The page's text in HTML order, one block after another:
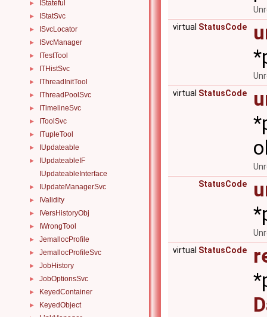
► IStateful
► IStatSvc
► ISvcLocator
► ISvcManager
► ITestTool
► ITHistSvc
► IThreadInitTool
► IThreadPoolSvc
► ITimelineSvc
► IToolSvc
► ITupleTool
► IUpdateable
►
IUpdateableIF
IUpdateableInterface
► IUpdateManagerSvc
► IValidity
► IVersHistoryObj
► IWrongTool
► JemallocProfile
► JemallocProfileSvc
► JobHistory
► JobOptionsSvc
► KeyedContainer
► KeyedObject
virtual StatusCode
virtual StatusCode
StatusCode
virtual StatusCode